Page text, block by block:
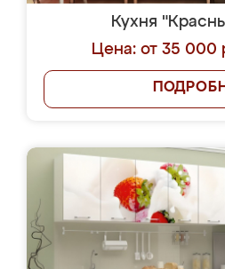
Кухня
Цена: от 35 000